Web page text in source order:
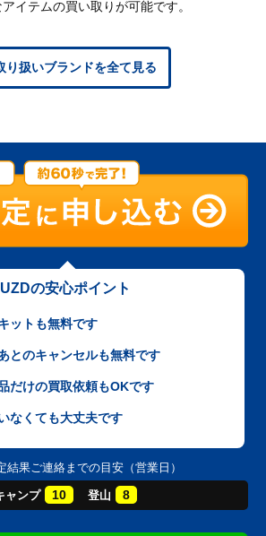
イテムの買い取りが可能です。
り扱いブランドを全て見る
UZDの安心ポイント
ットも無料です
とのキャンセルも無料です
だけの買取依頼もOKです
なくても大丈夫です
結果ご連絡までの目安（営業日）
ャンプ 10 登山 8